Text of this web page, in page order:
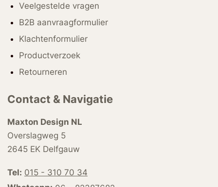
Veelgestelde vragen
B2B aanvraagformulier
Klachtenformulier
Productverzoek
Retourneren
Contact & Navigatie
Maxton Design NL
Overslagweg 5
2645 EK Delfgauw
Tel: 015 - 310 70 34